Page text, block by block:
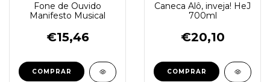
Fone de Ouvido
Manifesto Musical
€15,46
COMPRAR
Caneca Alô, inveja! HeJ
700ml
€20,10